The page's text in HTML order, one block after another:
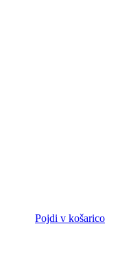
Pojdi v košarico